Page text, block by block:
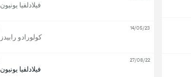
فيلادلفيا يونيون
كولورادو رابيدز
14/05/23
فيلادلفيا يونيون
27/08/22